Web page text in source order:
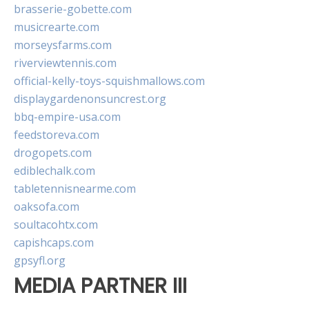
brasserie-gobette.com
musicrearte.com
morseysfarms.com
riverviewtennis.com
official-kelly-toys-squishmallows.com
displaygardenonsuncrest.org
bbq-empire-usa.com
feedstoreva.com
drogopets.com
ediblechalk.com
tabletennisnearme.com
oaksofa.com
soultacohtx.com
capishcaps.com
gpsyfl.org
MEDIA PARTNER III